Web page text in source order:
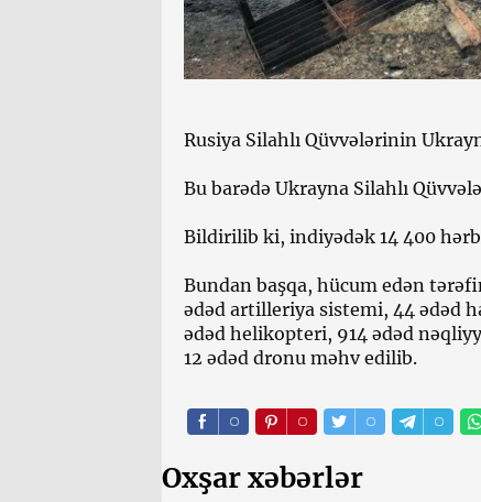
Rusiya Silahlı Qüvvələrinin
Bu barədə Ukrayna Silahlı
Bildirilib ki, indiyədək 14 400
Bundan başqa, hücum edən
ədəd artilleriya sistemi, 44 ədəd
ədəd helikopteri, 914 ədəd
12 ədəd dronu məhv edilib.
Oxşar xəbərlər